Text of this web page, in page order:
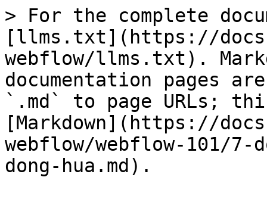
> For the complete
[llms.txt](https://
webflow/llms.txt).
documentation pages
`.md` to page URLs;
[Markdown](https://
webflow/webflow-101/
dong-hua.md).